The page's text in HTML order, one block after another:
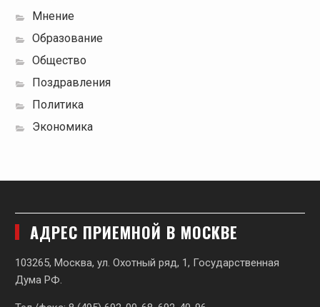
Мнение
Образование
Общество
Поздравления
Политика
Экономика
АДРЕС ПРИЕМНОЙ В МОСКВЕ
103265, Москва, ул. Охотный ряд, 1, Государственная
Дума РФ.